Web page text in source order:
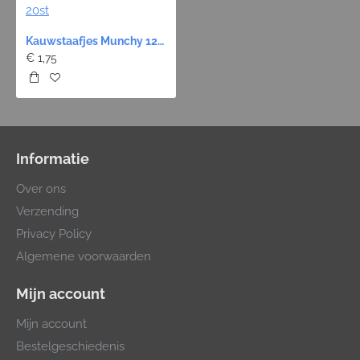
Kauwstaafjes Munchy 12cm x Ø10mm - Rood 20st
€ 1,75
Informatie
Over ons
Verzending
Privacy Policy
Algemene voorwaarden
Mijn account
Mijn account
Bestelgeschiedenis